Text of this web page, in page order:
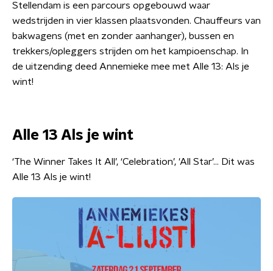
Stellendam is een parcours opgebouwd waar
wedstrijden in vier klassen plaatsvonden. Chauffeurs van
bakwagens (met en zonder aanhanger), bussen en
trekkers/opleggers strijden om het kampioenschap. In
de uitzending deed Annemieke mee met Alle 13: Als je
wint!
Alle 13 Als je wint
‘The Winner Takes It All’, ‘Celebration’, 'All Star’… Dit was
Alle 13 Als je wint!